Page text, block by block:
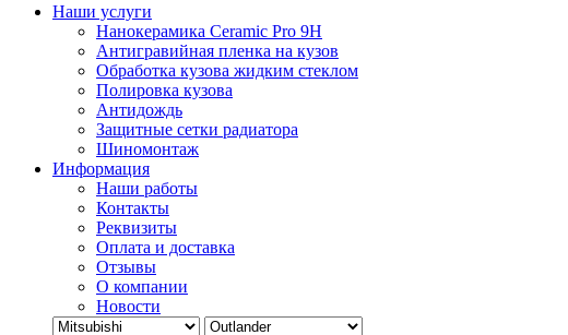
Наши услуги
Нанокерамика Ceramic Pro 9H
Антигравийная пленка на кузов
Обработка кузова жидким стеклом
Полировка кузова
Антидождь
Защитные сетки радиатора
Шиномонтаж
Информация
Наши работы
Контакты
Реквизиты
Оплата и доставка
Отзывы
О компании
Новости